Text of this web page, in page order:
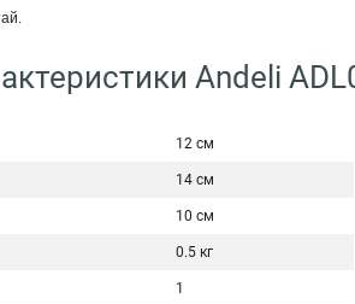
Andeli
12 см
14 см
10 см
0.5 кг
1